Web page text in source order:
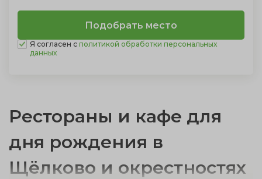
Я согласен с политикой обработки персональных
данных
Рестораны и кафе для
дня рождения в
Щёлково и окрестностях